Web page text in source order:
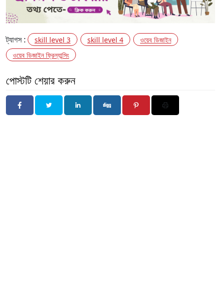
ট্যাগস : skill level 3 skill level 4
ওয়েব ডিজাইন
ওয়েব ডিজাইন ফ্রিল্যান্সিং
পোস্টটি শেয়ার করুন